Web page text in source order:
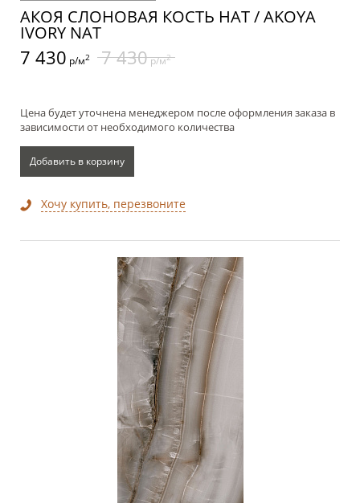
АКОЯ СЛОНОВАЯ КОСТЬ НАТ / AKOYA
IVORY NAT
7 430 р/м2 7 430р/м2
Цена будет уточнена менеджером после оформления заказа в
зависимости от необходимого количества
Добавить в корзину
Хочу купить, перезвоните